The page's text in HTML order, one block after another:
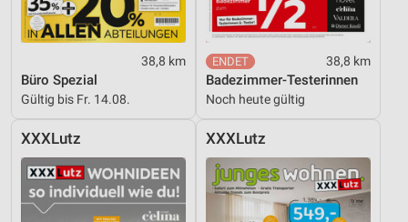
38,8 km
Büro Spezial
Gültig bis Fr. 14.08.
38,8 km
Badezimmer-Testerinnen
Noch heute gültig
XXXLutz XXXLutz